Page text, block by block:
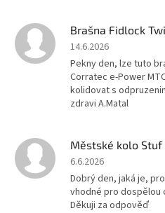
Brašna Fidlock
14.6.2026
Pekny den, lze tuto
Corratec e-Power
kolidovat s
zdravi A.Matal
Městské kolo Stuf
6.6.2026
Dobrý den, jaká je,
vhodné pro dospělou
Děkuji za odpověď